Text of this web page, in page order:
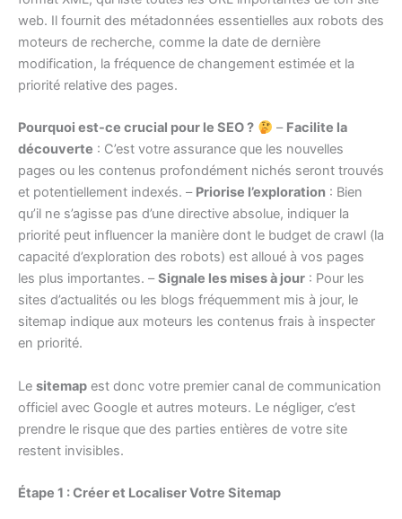
web. Il fournit des métadonnées essentielles aux robots des
moteurs de recherche, comme la date de dernière
modification, la fréquence de changement estimée et la
priorité relative des pages.
Pourquoi est-ce crucial pour le SEO ? – Facilite la
découverte : C’est votre assurance que les nouvelles
pages ou les contenus profondément nichés seront trouvés
et potentiellement indexés. – Priorise l’exploration : Bien
qu’il ne s’agisse pas d’une directive absolue, indiquer la
priorité peut influencer la manière dont le budget de crawl (la
capacité d’exploration des robots) est alloué à vos pages
les plus importantes. –Signale les mises à jour : Pour les
sites d’actualités ou les blogs fréquemment mis à jour, le
sitemap indique aux moteurs les contenus frais à inspecter
en priorité.
Le sitemap est donc votre premier canal de communication
officiel avec Google et autres moteurs. Le négliger, c’est
prendre le risque que des parties entières de votre site
restent invisibles.
Étape 1 : Créer et Localiser Votre Sitemap